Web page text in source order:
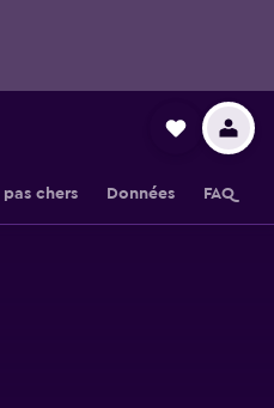
pas chers Données FAQ